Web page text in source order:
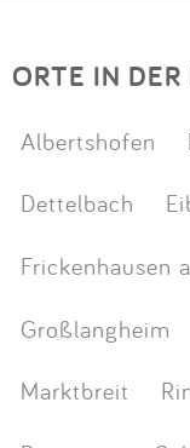
ORTE IN DER
Albertshofen
Dettelbach
Frickenhausen
Großlangheim
Marktbreit